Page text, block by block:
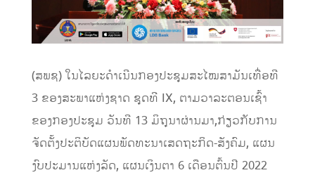
(ສພຊ) ໃນໄລຍະດໍາເນີນກອງປະຊຸມສະໄໝສາມັນເທື່ອທີ
3 ຂອງສະພາແຫ່ງຊາດ ຊຸດທີ IX, ຕາມວາລະຕອນເຊົ້າ
ຂອງກອງປະຊຸມ ວັນທີ 13 ມິຖຸນາຜ່ານມາ,ກ່ຽວກັບການ
ຈັດຕັ້ງປະຕິບັດແຜນພັດທະນາເສດຖະກິດ-ສັງຄົມ, ແຜນ
ງົບປະມານແຫ່ງລັດ, ແຜນເງິນຕາ 6 ເດືອນຕົ້ນປີ 2022